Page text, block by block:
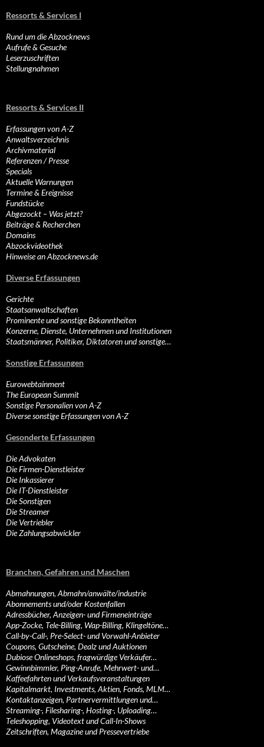
Ressorts & Services I
Rund um die Abzocknews
Aufrufe & Gesuche
Leserzuschriften
Stellungnahmen
Ressorts & Services II
Erfassungen von A-Z
Anwaltsverzeichnis
Archivmaterial
Referenzen / Presse
Specials
Aktuelle Warnungen
Termine & Ereignisse
Fundstücke
Abgezockt – Was jetzt?
Beiträge & Recherchen
Domains
Abzockvideothek
Hinweise an Abzocknews.de
Diverse Erfassungen
Gerichte
Staatsanwaltschaften
Prominente und sonstige Bekanntheiten
Konzerne, Dienste, Unternehmen und Institutionen
Staatsmänner, Politiker, Diktatoren und sonstige…
Sonstige Erfassungen
Eurowebtainment
The European Summit
Sonstige Personalien von A-Z
Diverse sonstige Erfassungen von A-Z
Gesonderte Erfassungen
Die Advokaten
Die Firmen-Dienstleister
Die Inkassierer
Die IT-Dienstleister
Die Sonstigen
Die Streamer
Die Vertriebler
Die Zahlungsabwickler
Branchen, Gefahren und Maschen
Abmahnungen, Abmahn/anwälte/industrie
Abonnements und/oder Kostenfallen
Adressbücher, Anzeigen- und Firmeneinträge
App-Zocke, Tele-Billing, Wap-Billing, Klingeltöne…
Call-by-Call-, Pre-Select- und Vorwahl-Anbieter
Coupons, Gutscheine, Dealz und Auktionen
Dubiose Onlineshops, fragwürdige Verkäufer…
Gewinnbimmler, Ping-Anrufe, Mehrwert- und…
Kaffeefahrten und Verkaufsveranstaltungen
Kapitalmarkt, Investments, Aktien, Fonds, MLM…
Kontaktanzeigen, Partnervermittlungen und…
Streaming-, Filesharing-, Hosting-, Uploading…
Teleshopping, Videotext und Call-In-Shows
Zeitschriften, Magazine und Pressevertriebe